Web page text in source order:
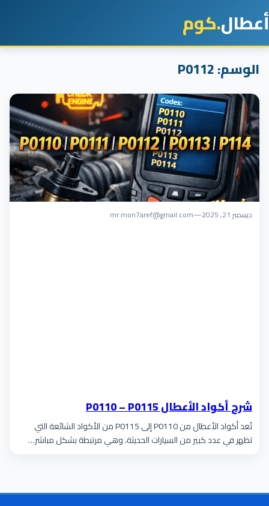
أعطال.كوم
الوسم:P0112
ديسمبر 21, 2025 —
mr.mon7aref@gmail.com
شرح أكواد الأعطال P0110 – P0115
تُعد أكواد الأعطال من P0110 إلى P0115 من الأكواد الشائعة التي
تظهر في عدد كبير من السيارات الحديثة، وهي مرتبطة بشكل مباشر…